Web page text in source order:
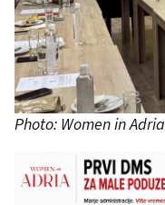
Photo: Women in Adria